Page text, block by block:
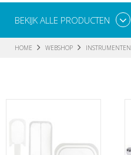
BEKIJK ALLE PRODUCTEN
HOME WEBSHOP INSTRUMENTEN